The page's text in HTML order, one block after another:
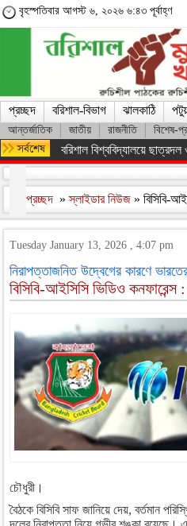
বৃহস্পতিবার আগস্ট ৬, ২০২৬ ৬:৪৩ পূর্বাহ্ণ
প্রচ্ছদ বরিশাল-বিভাগ ঝালকাঠি
আন্তর্জাতিক জাতীয় রাজনীতি বিশেষ-
বরিশাল বিশ্ববিদ্যালয়ে ছাত্রদল
প্রচ্ছদ »স্লাইডার নিউজ » বিসিবি-
Tuesday January 13, 2026 , 4:07 pm
নিরাপত্তাজনিত উদ্বেগের কারণে
বিসিবি-আইসিসি ভিডিও কনফারেন্স
চৌধুরী।
বৈঠকে বিসিবি সাফ জানিয়ে দেয়, বর্তমান